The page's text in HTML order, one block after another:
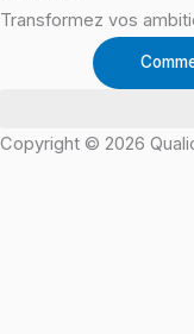
Transformez vos
Copyright © 2026